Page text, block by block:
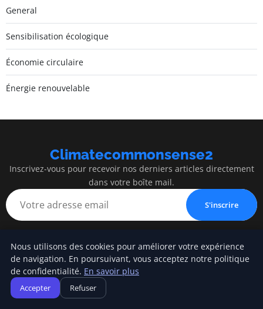
General
Sensibilisation écologique
Économie circulaire
Énergie renouvelable
Climatecommonsense2
Inscrivez-vous pour recevoir nos derniers articles directement
dans votre boîte mail.
S'inscrire
Climatecommonsense2
Construire un monde plus durable, avec bon sens
Nous utilisons des cookies pour améliorer votre expérience
de navigation. En poursuivant, vous acceptez notre politique
de confidentialité. En savoir plus
Accepter Refuser